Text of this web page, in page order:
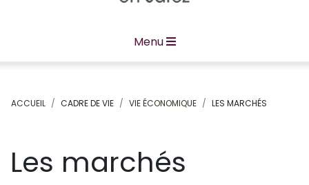
Menu
ACCUEIL CADRE DE VIE VIE ÉCONOMIQUE LES MARCHÉS
Les marchés